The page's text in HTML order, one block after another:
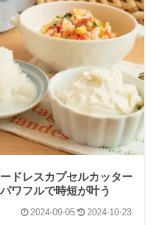
ドレスカプセルカッター
ワフルで時短が叶う
2024-09-05 2024-10-23